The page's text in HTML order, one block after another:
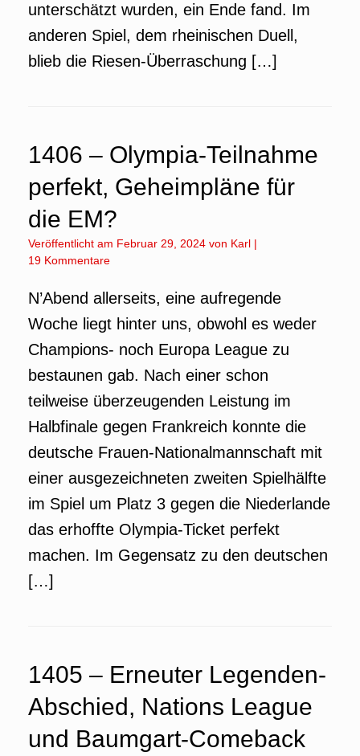
unterschätzt wurden, ein Ende fand. Im
anderen Spiel, dem rheinischen Duell,
blieb die Riesen-Überraschung […]
1406 – Olympia-Teilnahme
perfekt, Geheimpläne für
die EM?
Veröffentlicht am Februar 29, 2024 von Karl |
19 Kommentare
N’Abend allerseits, eine aufregende
Woche liegt hinter uns, obwohl es weder
Champions- noch Europa League zu
bestaunen gab. Nach einer schon
teilweise überzeugenden Leistung im
Halbfinale gegen Frankreich konnte die
deutsche Frauen-Nationalmannschaft mit
einer ausgezeichneten zweiten Spielhälfte
im Spiel um Platz 3 gegen die Niederlande
das erhoffte Olympia-Ticket perfekt
machen. Im Gegensatz zu den deutschen
[…]
1405 – Erneuter Legenden-
Abschied, Nations League
und Baumgart-Comeback